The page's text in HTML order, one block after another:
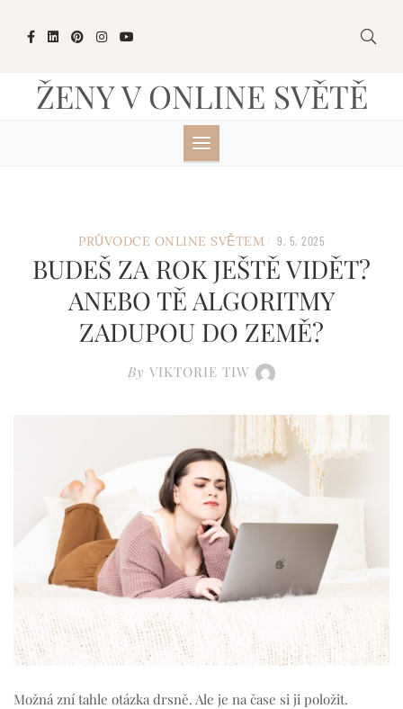
ŽENY V ONLINE SVĚTĚ
PRŮVODCE ONLINE SVĚTEM 9. 5. 2025
BUDEŠ ZA ROK JEŠTĚ VIDĚT?
ANEBO TĚ ALGORITMY
ZADUPOU DO ZEMĚ?
By VIKTORIE TIW
Možná zní tahle otázka drsně. Ale je na čase si ji položit.